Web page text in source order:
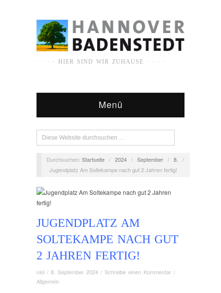
· · · · HIER SIND WIR ZUHAUSE · · · ·
Menü
Durchsuchen: Startseite / 2024 / September / 8.
/
Jugendplatz Am Soltekampe nach gut 2 Jahren fertig!
JUGENDPLATZ AM
SOLTEKAMPE NACH GUT
2 JAHREN FERTIG!
niol / 8. September 2024 / Schreibe einen Kommentar /
Allgemein